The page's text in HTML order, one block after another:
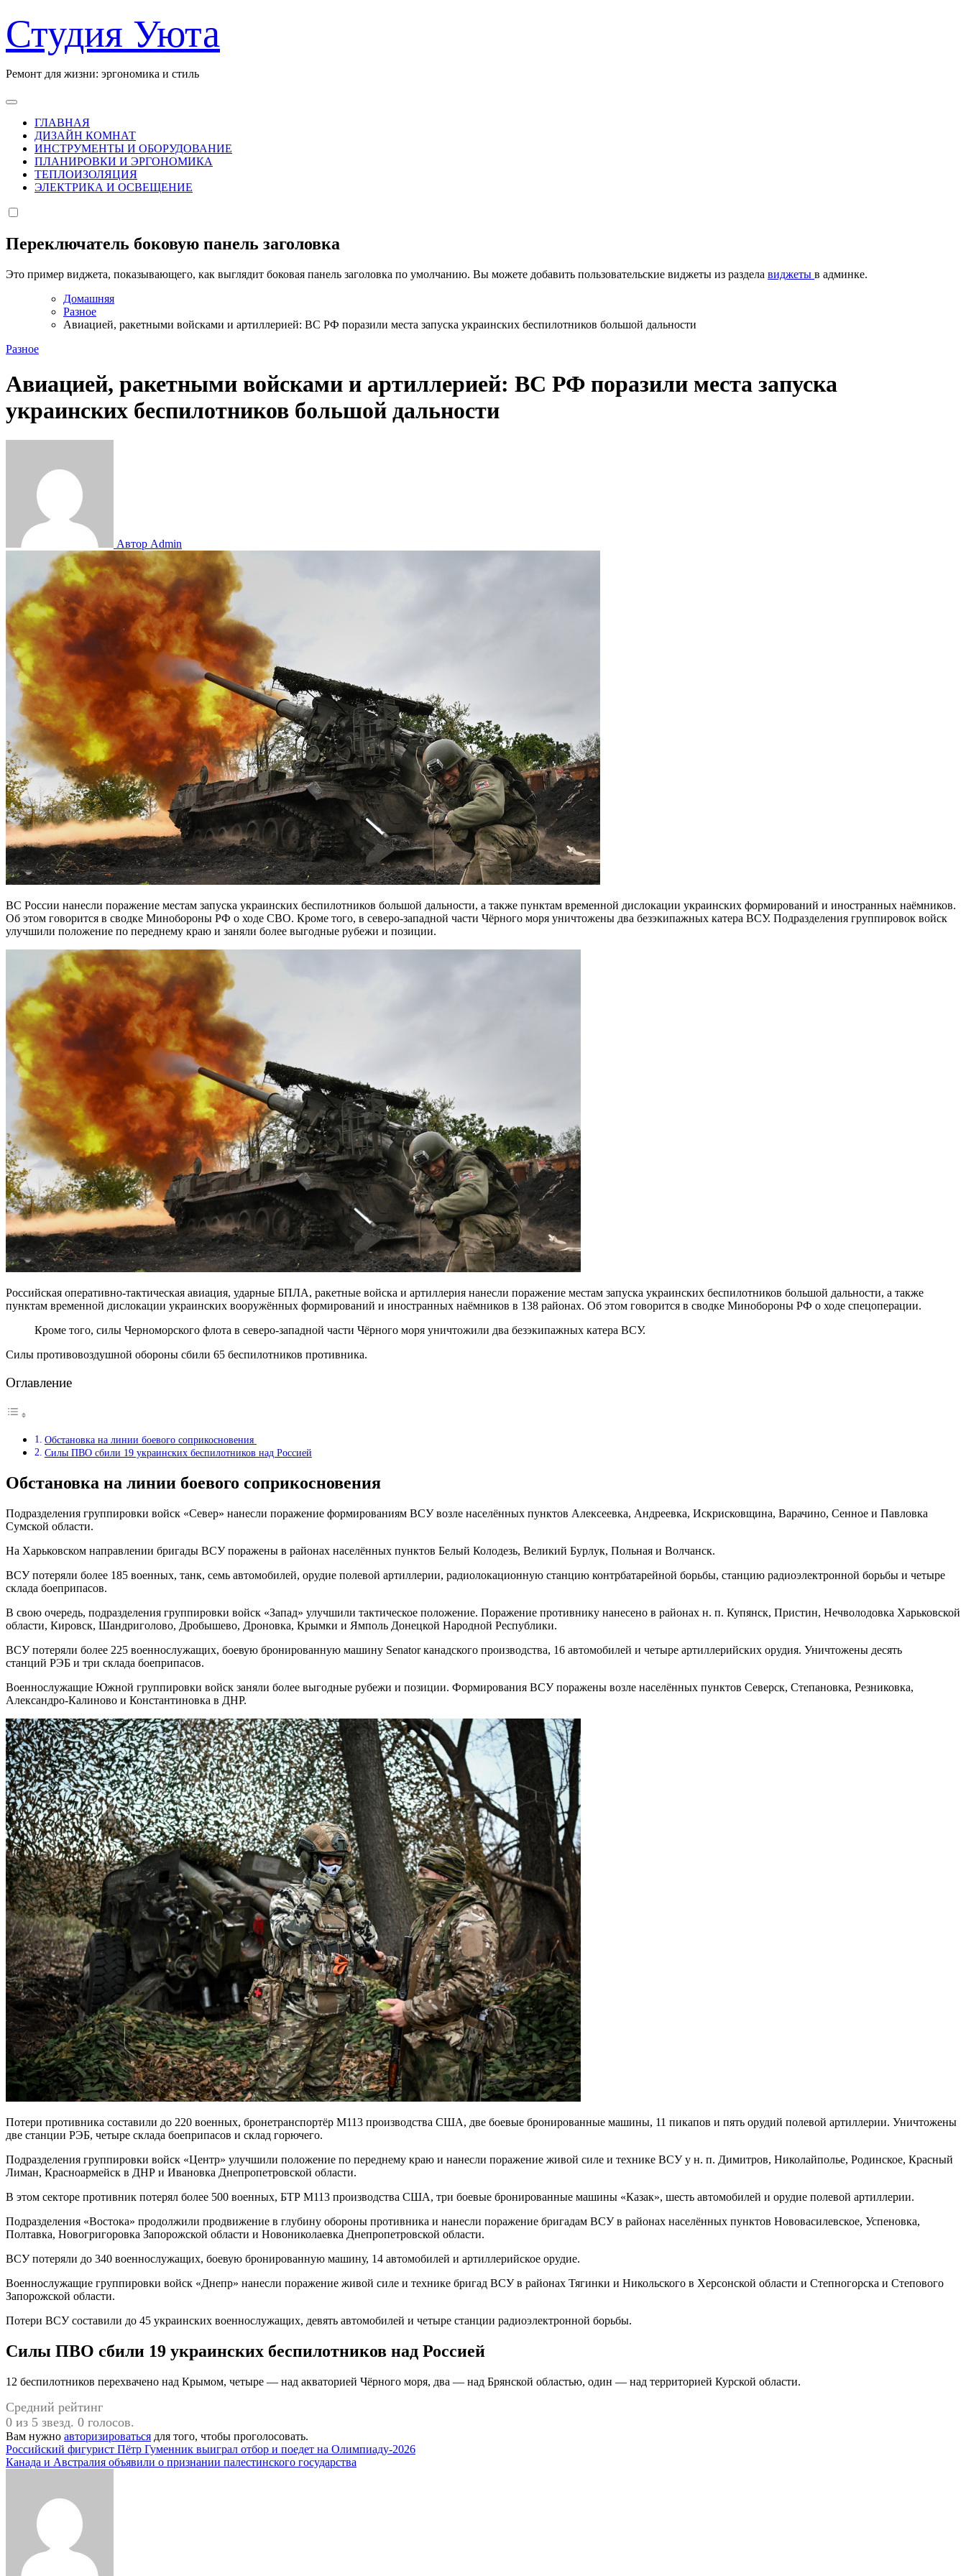
к
содержанию
Студия Уюта
Ремонт для жизни: эргономика и стиль
ГЛАВНАЯ
ДИЗАЙН КОМНАТ
ИНСТРУМЕНТЫ И ОБОРУДОВАНИЕ
ПЛАНИРОВКИ И ЭРГОНОМИКА
ТЕПЛОИЗОЛЯЦИЯ
ЭЛЕКТРИКА И ОСВЕЩЕНИЕ
Переключатель боковую панель заголовка
Это пример виджета, показывающего, как выглядит боковая панель заголовка по умолчанию. Вы можете добавить пользовательские виджеты из раздела виджеты в админке.
Домашняя
Разное
Авиацией, ракетными войсками и артиллерией: ВС РФ поразили места запуска украинских беспилотников большой дальности
Разное
Авиацией, ракетными войсками и артиллерией: ВС РФ поразили места запуска
украинских беспилотников большой дальности
Автор Admin
ВС России нанесли поражение местам запуска украинских беспилотников большой дальности, а также пунктам временной дислокации украинских формирований и иностранных наёмников.
Об этом говорится в сводке Минобороны РФ о ходе СВО. Кроме того, в северо-западной части Чёрного моря уничтожены два безэкипажных катера ВСУ. Подразделения группировок войск
улучшили положение по переднему краю и заняли более выгодные рубежи и позиции.
Российская оперативно-тактическая авиация, ударные БПЛА, ракетные войска и артиллерия нанесли поражение местам запуска украинских беспилотников большой дальности, а также
пунктам временной дислокации украинских вооружённых формирований и иностранных наёмников в 138 районах. Об этом говорится в сводке Минобороны РФ о ходе спецоперации.
Кроме того, силы Черноморского флота в северо-западной части Чёрного моря уничтожили два безэкипажных катера ВСУ.
Силы противовоздушной обороны сбили 65 беспилотников противника.
Оглавление
Обстановка на линии боевого соприкосновения
Силы ПВО сбили 19 украинских беспилотников над Россией
Обстановка на линии боевого соприкосновения
Подразделения группировки войск «Север» нанесли поражение формированиям ВСУ возле населённых пунктов Алексеевка, Андреевка, Искрисковщина, Варачино, Сенное и Павловка
Сумской области.
На Харьковском направлении бригады ВСУ поражены в районах населённых пунктов Белый Колодезь, Великий Бурлук, Польная и Волчанск.
ВСУ потеряли более 185 военных, танк, семь автомобилей, орудие полевой артиллерии, радиолокационную станцию контрбатарейной борьбы, станцию радиоэлектронной борьбы и четыре
склада боеприпасов.
В свою очередь, подразделения группировки войск «Запад» улучшили тактическое положение. Поражение противнику нанесено в районах н. п. Купянск, Пристин, Нечволодовка Харьковской
области, Кировск, Шандриголово, Дробышево, Дроновка, Крымки и Ямполь Донецкой Народной Республики.
ВСУ потеряли более 225 военнослужащих, боевую бронированную машину Senator канадского производства, 16 автомобилей и четыре артиллерийских орудия. Уничтожены десять
станций РЭБ и три склада боеприпасов.
Военнослужащие Южной группировки войск заняли более выгодные рубежи и позиции. Формирования ВСУ поражены возле населённых пунктов Северск, Степановка, Резниковка,
Александро-Калиново и Константиновка в ДНР.
Потери противника составили до 220 военных, бронетранспортёр М113 производства США, две боевые бронированные машины, 11 пикапов и пять орудий полевой артиллерии. Уничтожены
две станции РЭБ, четыре склада боеприпасов и склад горючего.
Подразделения группировки войск «Центр» улучшили положение по переднему краю и нанесли поражение живой силе и технике ВСУ у н. п. Димитров, Николайполье, Родинское, Красный
Лиман, Красноармейск в ДНР и Ивановка Днепропетровской области.
В этом секторе противник потерял более 500 военных, БТР М113 производства США, три боевые бронированные машины «Казак», шесть автомобилей и орудие полевой артиллерии.
Подразделения «Востока» продолжили продвижение в глубину обороны противника и нанесли поражение бригадам ВСУ в районах населённых пунктов Нововасилевское, Успеновка,
Полтавка, Новогригоровка Запорожской области и Новониколаевка Днепропетровской области.
ВСУ потеряли до 340 военнослужащих, боевую бронированную машину, 14 автомобилей и артиллерийское орудие.
Военнослужащие группировки войск «Днепр» нанесли поражение живой силе и технике бригад ВСУ в районах Тягинки и Никольского в Херсонской области и Степногорска и Степового
Запорожской области.
Потери ВСУ составили до 45 украинских военнослужащих, девять автомобилей и четыре станции радиоэлектронной борьбы.
Силы ПВО сбили 19 украинских беспилотников над Россией
12 беспилотников перехвачено над Крымом, четыре — над акваторией Чёрного моря, два — над Брянской областью, один — над территорией Курской области.
Средний рейтинг
0 из 5 звезд. 0 голосов.
Вам нужно авторизироваться для того, чтобы проголосовать.
Навигация
по
Российский фигурист Пётр Гуменник выиграл отбор и поедет на Олимпиаду-2026
Канада и Австралия объявили о признании палестинского государства